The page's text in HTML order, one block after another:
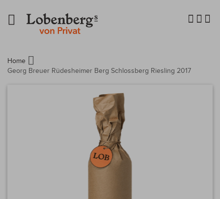
Navigation
umschalten
Home
Georg Breuer Rüdesheimer Berg Schlossberg Riesling 2017